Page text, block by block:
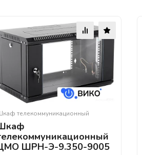
телекоммуникационный
ШРН-Э-9.350-9005